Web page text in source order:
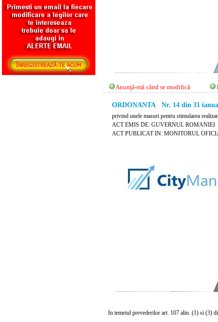
Anunţă-mă când se modifică
ORDONANTA Nr. 14 din 31
privind unele masuri pentru stimularea
ACT EMIS DE: GUVERNUL ROMANIEI
ACT PUBLICAT IN: MONITORUL
In temeiul prevederilor art. 107 alin. (1) si (3)